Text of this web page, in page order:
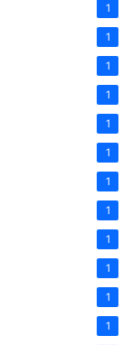
1
1
1
1
1
1
1
1
1
1
1
1